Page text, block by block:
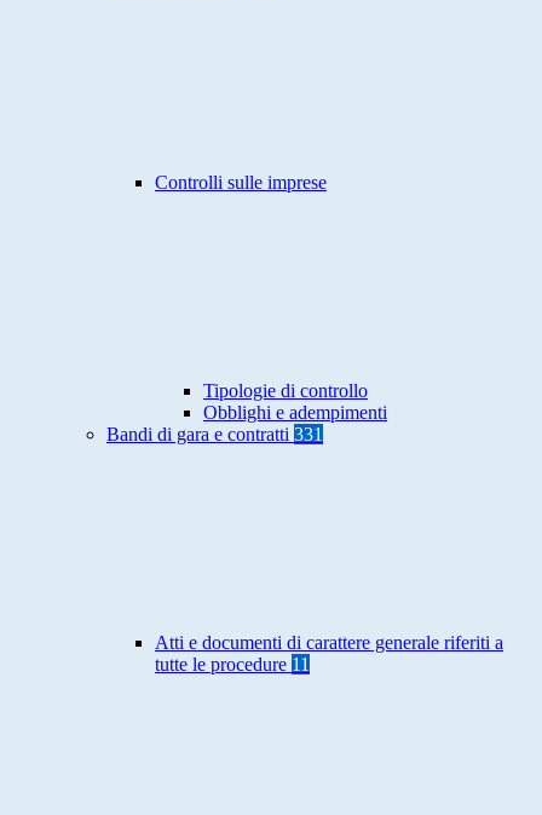
Controlli sulle imprese
Tipologie di controllo
Obblighi e adempimenti
Bandi di gara e contratti 331
Atti e documenti di carattere generale riferiti a
tutte le procedure 11